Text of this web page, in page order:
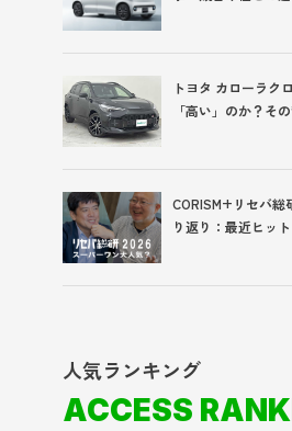
トヨタ カローラク
「高い」のか？そ
CORISM+リセバ総
り返り：最近ヒッ
人気ランキング
ACCESS